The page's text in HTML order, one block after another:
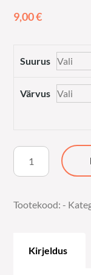
9,00€
Suurus
Värvus
Reflect
kirjaga
kogus
Tootekood:-
Kirjeldus